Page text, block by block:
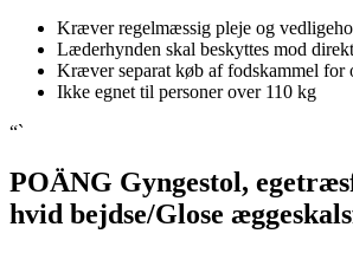
Kræver regelmæssig pleje og
Læderhynden skal beskyttes mod
Kræver separat køb af fodskammel for
Ikke egnet til personer over 110 kg
“`
POÄNG Gyngestol,
hvid bejdse/Glose